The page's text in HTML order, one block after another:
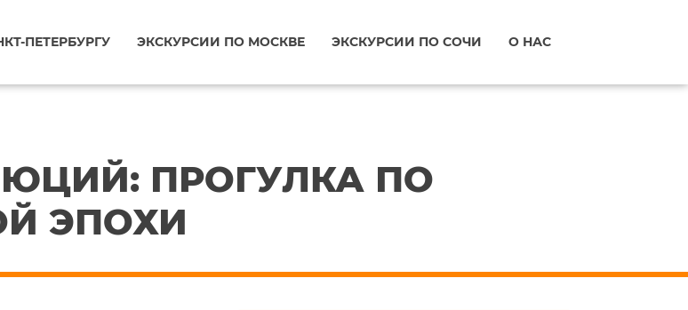
ПЕТЕРБУРГУ ЭКСКУРСИИ ПО МОСКВЕ ЭКСКУРСИИ ПО СОЧИ О НАС
ПРОГУЛКА ПО
ЭПОХИ